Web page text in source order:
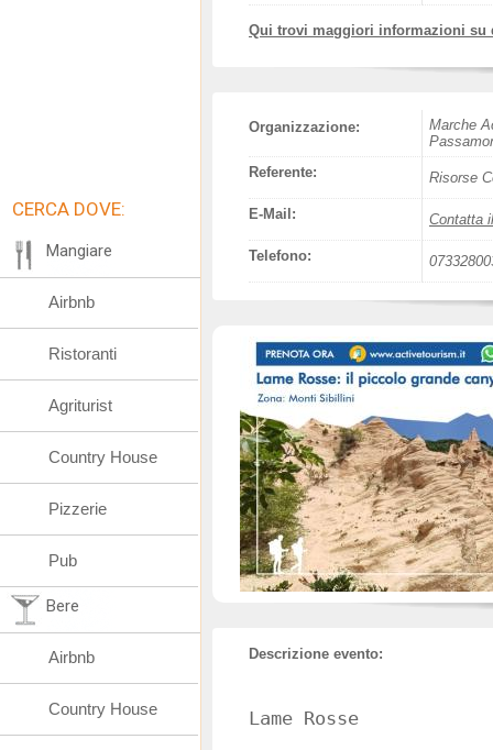
Qui trovi maggiori informazioni su
Organizzazione:
Marche
Referente:
Risorse
E-Mail: Contatta
Telefono:
Descrizione evento:
Lame Rosse
CERCA DOVE:
Mangiare
Airbnb
Ristoranti
Agriturist
Country House
Pizzerie
Pub
Bere
Airbnb
Country House